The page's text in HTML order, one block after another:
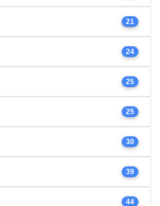
21
24
25
25
30
39
44